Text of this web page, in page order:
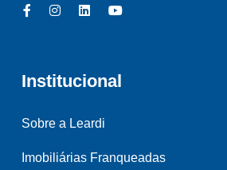
Institucional
Sobre a Leardi
Imobiliárias Franqueadas